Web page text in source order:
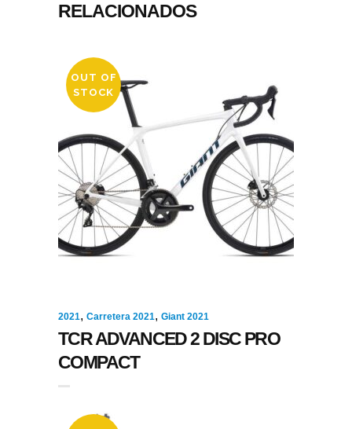
RELACIONADOS
OUT OF
STOCK
2021, Carretera 2021, Giant 2021
TCR ADVANCED 2 DISC PRO
COMPACT